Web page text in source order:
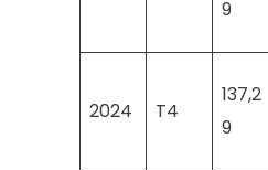
9
2024 T4
137,2
9